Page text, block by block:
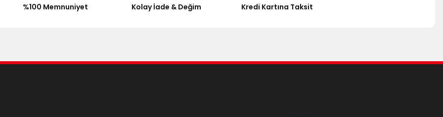
%100 Memnuniyet Kolay İade & Değim Kredi Kartına Taksit